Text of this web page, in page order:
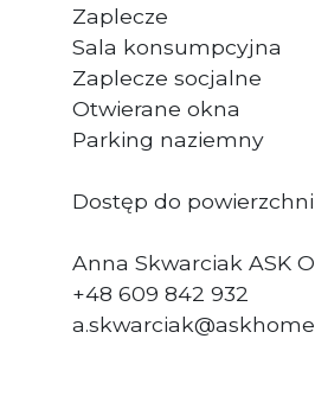
Zaplecze
Sala konsumpcyjna
Zaplecze socjalne
Otwierane okna
Parking naziemny
Dostęp do
Anna Skwarciak ASK
+48 609 842 932